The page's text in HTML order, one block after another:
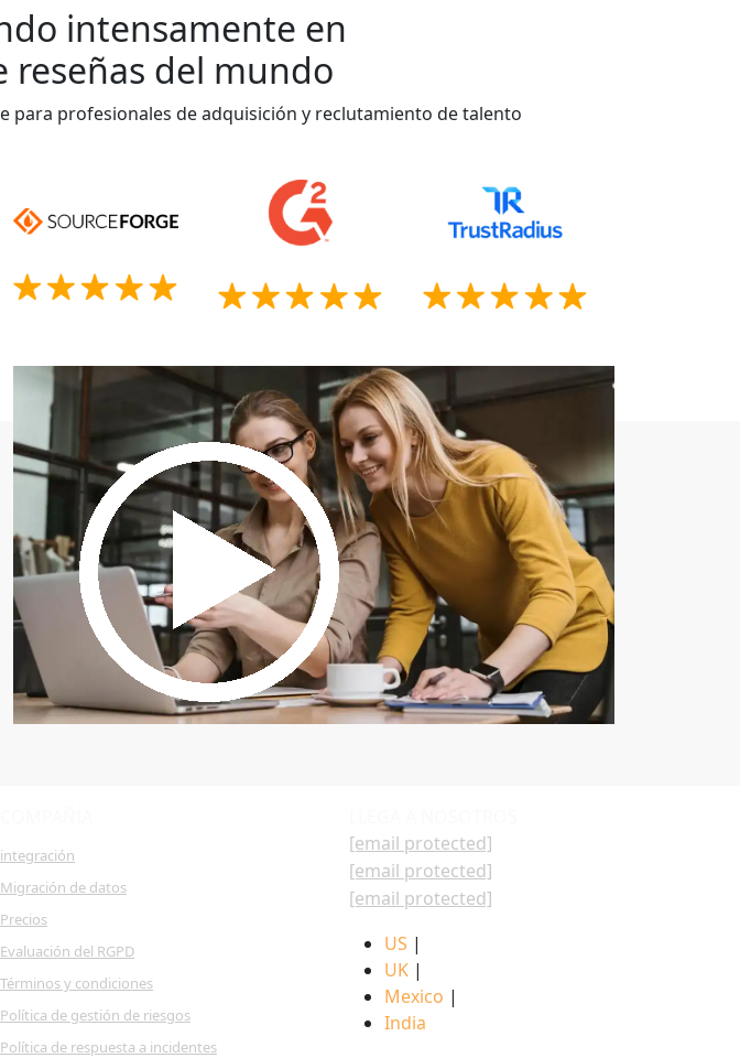
intensamente en
reseñas del mundo
para profesionales de adquisición y reclutamiento de talento
integración
Migración de datos
Precios
Evaluación del RGPD
Términos y condiciones
Política de gestión de riesgos
Política de respuesta a incidentes
[email protected]
[email protected]
[email protected]
US |
UK |
Mexico |
India